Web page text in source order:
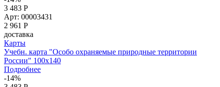
3 483 Р
Арт: 00003431
2 961 Р
доставка
Карты
Учебн. карта "Особо охраняемые природные территории
России" 100x140
Подробнее
-14%